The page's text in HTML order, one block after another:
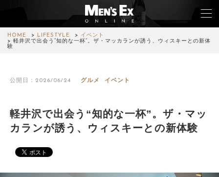
HOME LIFESTYLE
イベント
軽井沢で出会う“知的な一杯”。ザ・マッカランが誘う、ウィスキーとの新体
験
公開日：2026/06/24 グルメ イベント
軽井沢で出会う“知的な一杯”。ザ・マッ
カランが誘う、ウィスキーとの新体験
FASHION
WATCH
CAR&BIKE
LIFESTYLE
COLUMN